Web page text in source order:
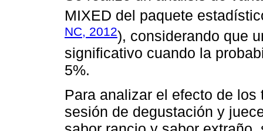
MIXED del paquete
NC, 2012), considerando que
significativo cuando la
5%.
Para analizar el efecto de
sesión de degustación y